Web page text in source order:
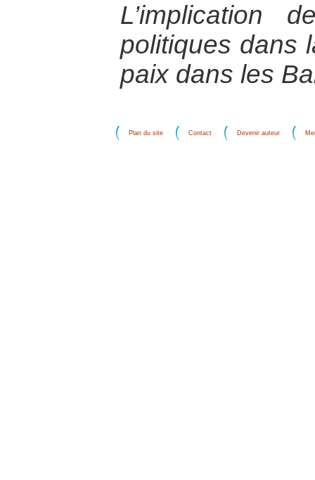
L’implication
politiques dans
paix dans les
Plan du site Contact Devenir auteur